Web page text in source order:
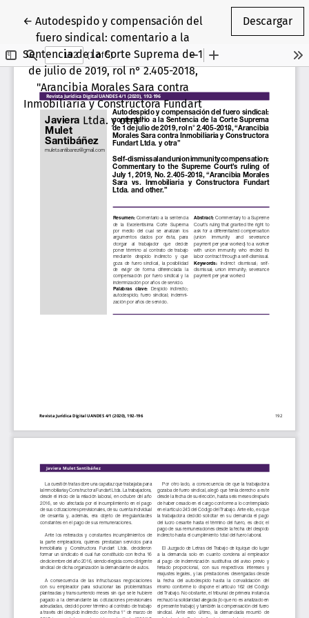
←Volver a los detalles del artículo
Autodespido y compensación del
fuero sindical: comentario a la
Sentencia de la Corte Suprema de 1
de julio de 2019, rol n° 2.405-2018,
"Arancibia Morales Sara contra
Inmobiliaria y Constructora Fundart
Ltda. y otra"
Descargar